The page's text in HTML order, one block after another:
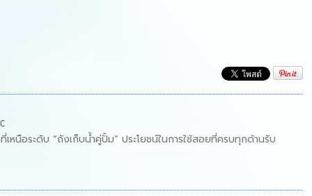
นือระดับ “ถังเก็บน้ำคู่ปั้ม” ประโยชน์ในการใช้สอยที่ครบทุกด้านรับ